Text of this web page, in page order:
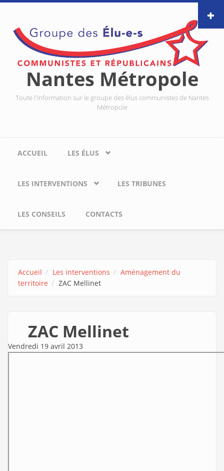
Aller au contenu principal
Nantes Métropole
Toute l'information sur le groupe des élus communistes de Nantes
Métropole
ACCUEIL LES ÉLUS
LES INTERVENTIONS LES TRIBUNES
LES CONSEILS CONTACTS
Accueil Les interventions
Aménagement du
territoire
ZAC Mellinet
ZAC Mellinet
Vendredi 19 avril 2013